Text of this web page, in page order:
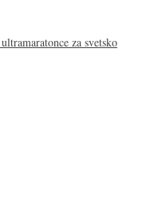
za svetsko